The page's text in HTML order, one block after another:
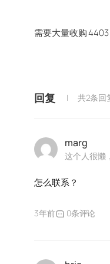
需要大量收购
回复 共2条回
marg
这个人很懒
怎么联系？
3年前 0条评论